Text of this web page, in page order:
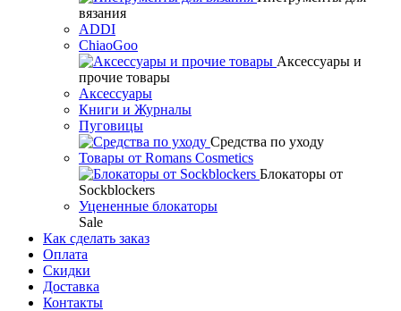
вязания
ADDI
ChiaoGoo
Аксессуары и
прочие товары
Аксессуары
Книги и Журналы
Пуговицы
Средства по уходу
Товары от Romans Cosmetics
Блокаторы от
Sockblockers
Уцененные блокаторы
Sale
Как сделать заказ
Оплата
Скидки
Доставка
Контакты